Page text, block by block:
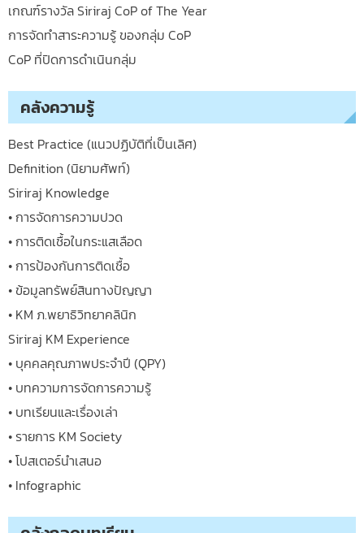
เกณฑ์รางวัล Siriraj CoP of The Year
การจัดทำสาระความรู้ ของกลุ่ม CoP
CoP ที่ปิดการดำเนินกลุ่ม
คลังความรู้
Best Practice (แนวปฏิบัติที่เป็นเลิศ)
Definition (นิยามศัพท์)
Siriraj Knowledge
• การจัดการความปวด
• การติดเชื้อในกระแสเลือด
• การป้องกันการติดเชื้อ
• ข้อมูลทรัพย์สินทางปัญญา
• KM ภ.พยาธิวิทยาคลินิก
Siriraj KM Experience
• บุคคลคุณภาพประจำปี (QPY)
• บทความการจัดการความรู้
• บทเรียนและเรื่องเล่า
• รายการ KM Society
• โปสเตอร์นำเสนอ
• Infographic